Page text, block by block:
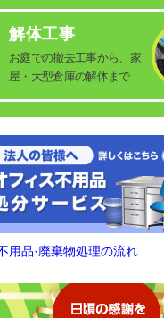
解体工事
お庭での撤去工事から、家
屋・大型倉庫の解体まで